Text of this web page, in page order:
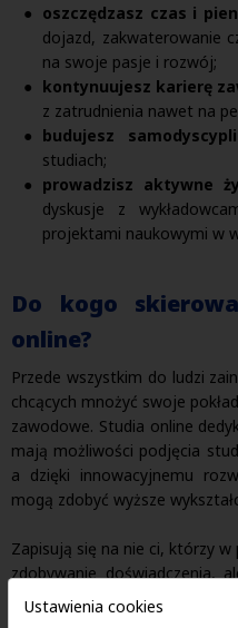
oszczędzasz czas i
dojazd, zakwaterowanie
na swoje pasje i rozwój;
kontynuujesz karierę
z zatrudnienia nawet na
budujesz
studiach;
prowadzisz aktywne
dyskusje z
projektami naukowymi w
Do kogo
online?
Przede wszystkim do ludzi
chcących mnożyć swoje
zawodowe. Studia online
mają możliwości podjęcia
a dzięki innowacyjnemu
mogą zdobyć wyższe
Zapisują się na nie ci, którzy
zdobywanie
nauki zdalnej jest bardziej
Ustawienia cookies